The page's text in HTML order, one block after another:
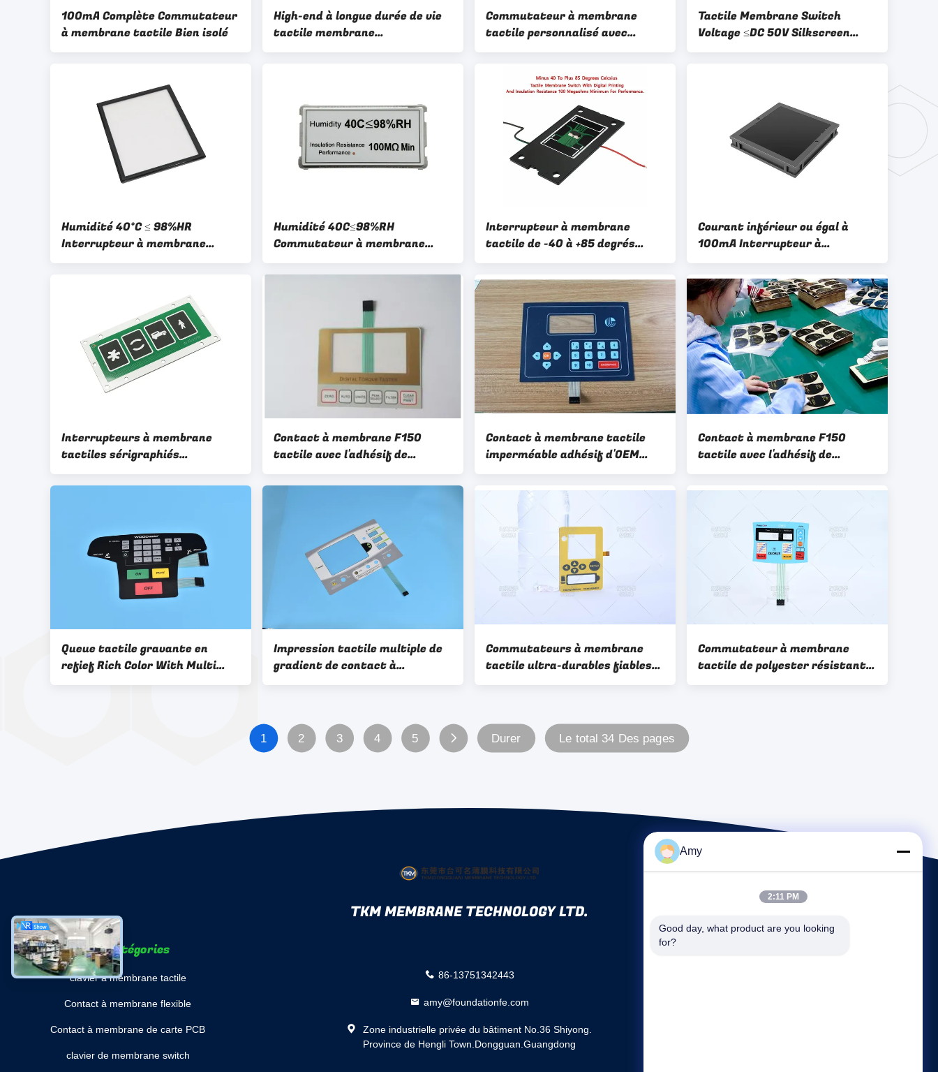
100mA Complète Commutateur
à membrane tactile Bien isolé
High-end à longue durée de vie
tactile membrane
commutateur Silkscreen /
Commutateur à membrane
tactile personnalisé avec
sérigraphie / impression
Tactile Membrane Switch
Voltage ≤DC 50V Silkscreen
Printing for Low Voltage
Humidité 40°C ≤ 98%HR
Interrupteur à membrane
tactile avec construction PC et
appareils électroniques
Humidité 40C≤98%RH
Commutateur à membrane
tactile avec construction en
polyester et résistance à
Interrupteur à membrane
tactile de -40 à +85 degrés
Celsius avec impression
numérique et résistance
d'isolement de 100 mégaohms
minimum pour la performance
Courant inférieur ou égal à
100mA Interrupteur à
membrane tactile Durée de vie
personnalisée 1 million de
cycles Conçu pour l'interaction
utilisateur
Interrupteurs à membrane
tactiles sérigraphiés
fonctionnant entre moins 20 et
plus 70 degrés, offrant des
Contact à membrane F150
tactile avec l'adhésif de
3M7955 3M7952
Contact à membrane tactile
imperméable adhésif d'OEM
3M467 3M468
Contact à membrane F150
tactile avec l'adhésif de
3M7955 3M7952
Queue tactile gravante en
refief Rich Color With Multi
Keys de contact à membrane
Impression tactile multiple de
gradient de contact à
membrane de Windows avec
Commutateurs à membrane
tactile ultra-durables fiables
de haute qualité
Commutateur à membrane
tactile de polyester résistant à
la température
1 2 3 4 5 Durer Le total 34 Des pages
TKM MEMBRANE TECHNOLOGY LTD.
Les catégories
clavier à membrane tactile
Contact à membrane flexible
Contact à membrane de carte PCB
clavier de membrane switch
86-13751342443
amy@foundationfe.com
Zone industrielle privée du bâtiment No.36 Shiyong.
Province de Hengli Town.Dongguan.Guangdong
Amy
2:11 PM
Good day, what product are you looking
for?